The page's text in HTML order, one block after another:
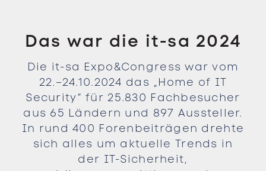
Das war die it-sa 2024
Die it-sa Expo&Congress war vom
22.–24.10.2024 das „Home of IT
Security“ für 25.830 Fachbesucher
aus 65 Ländern und 897 Aussteller.
In rund 400 Forenbeiträgen drehte
sich alles um aktuelle Trends in
der IT-Sicherheit,